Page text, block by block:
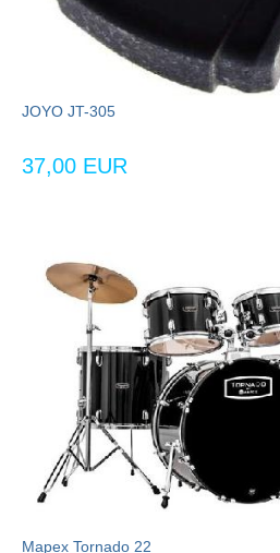
JOYO JT-305
37,00 EUR
Mapex Tornado 22